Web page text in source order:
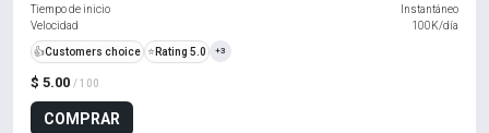
$ 5.00 / 100
COMPRAR
Tiempo de inicio
Instantáneo
Velocidad
100K/día
👍Customers choice ⭐ Rating 5.0 +3